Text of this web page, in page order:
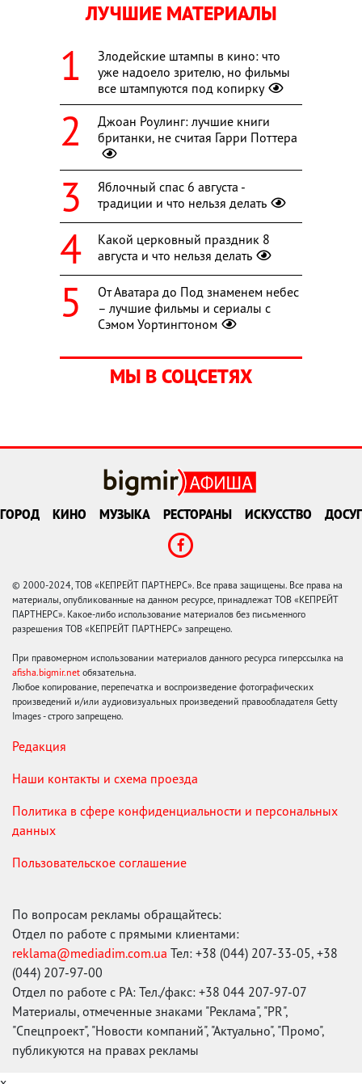
ЛУЧШИЕ МАТЕРИАЛЫ
Злодейские штампы в кино: что
уже надоело зрителю, но фильмы
все штампуются под копирку
Джоан Роулинг: лучшие книги
британки, не считая Гарри Поттера
Яблочный спас 6 августа -
традиции и что нельзя делать
Какой церковный праздник 8
августа и что нельзя делать
От Аватара до Под знаменем небес
– лучшие фильмы и сериалы с
Сэмом Уортингтоном
МЫ В СОЦСЕТЯХ
ГОРОД КИНО МУЗЫКА РЕСТОРАНЫ ИСКУССТВО ДОСУГ
© 2000-2024, ТОВ «КЕПРЕЙТ ПАРТНЕРС». Все права защищены. Все права на
материалы, опубликованные на данном ресурсе, принадлежат ТОВ «КЕПРЕЙТ
ПАРТНЕРС». Какое-либо использование материалов без письменного
разрешения ТОВ «КЕПРЕЙТ ПАРТНЕРС» запрещено.
При правомерном использовании материалов данного ресурса гиперссылка на
afisha.bigmir.net обязательна.
Любое копирование, перепечатка и воспроизведение фотографических
произведений и/или аудиовизуальных произведений правообладателя Getty
Images - строго запрещено.
Редакция
Наши контакты и схема проезда
Политика в сфере конфиденциальности и персональных
данных
Пользовательское соглашение
По вопросам рекламы обращайтесь:
Отдел по работе с прямыми клиентами:
reklama@mediadim.com.ua Тел: +38 (044) 207-33-05, +38
(044) 207-97-00
Отдел по работе с РА: Тел./факс: +38 044 207-97-07
Материалы, отмеченные знаками "Реклама", "PR",
"Спецпроект", "Новости компаний", "Актуально", "Промо",
публикуются на правах рекламы